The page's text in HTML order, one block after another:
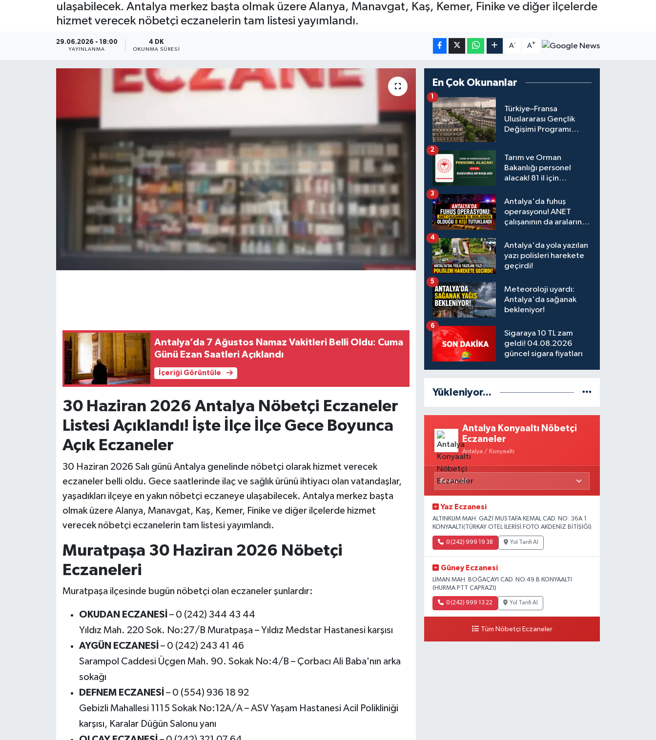
ulaşabilecek. Antalya merkez başta olmak üzere Alanya, Manavgat, Kaş, Kemer, Finike ve diğer ilçelerde
hizmet verecek nöbetçi eczanelerin tam listesi yayımlandı.
29.06.2026 - 18:00
YAYINLANMA
4 DK
OKUNMA SÜRESI
A- A+
Antalya’da 7 Ağustos Namaz Vakitleri Belli Oldu: Cuma
Günü Ezan Saatleri Açıklandı
İçeriği Görüntüle
30 Haziran 2026 Antalya Nöbetçi Eczaneler
Listesi Açıklandı! İşte İlçe İlçe Gece Boyunca
Açık Eczaneler
30 Haziran 2026 Salı günü Antalya genelinde nöbetçi olarak hizmet verecek
eczaneler belli oldu. Gece saatlerinde ilaç ve sağlık ürünü ihtiyacı olan vatandaşlar,
yaşadıkları ilçeye en yakın nöbetçi eczaneye ulaşabilecek. Antalya merkez başta
olmak üzere Alanya, Manavgat, Kaş, Kemer, Finike ve diğer ilçelerde hizmet
verecek nöbetçi eczanelerin tam listesi yayımlandı.
Muratpaşa 30 Haziran 2026 Nöbetçi
Eczaneleri
Muratpaşa ilçesinde bugün nöbetçi olan eczaneler şunlardır:
OKUDAN ECZANESİ – 0 (242) 344 43 44
Yıldız Mah. 220 Sok. No:27/B Muratpaşa – Yıldız Medstar Hastanesi karşısı
AYGÜN ECZANESİ – 0 (242) 243 41 46
Sarampol Caddesi Üçgen Mah. 90. Sokak No:4/B – Çorbacı Ali Baba'nın arka
sokağı
DEFNEM ECZANESİ – 0 (554) 936 18 92
Gebizli Mahallesi 1115 Sokak No:12A/A – ASV Yaşam Hastanesi Acil Polikliniği
karşısı, Karalar Düğün Salonu yanı
En Çok Okunanlar
Türkiye–Fransa
Uluslararası Gençlik
Değişimi Programı
1
Tarım ve Orman
Bakanlığı personel
alacak! 81 il için
2
Antalya'da fuhuş
operasyonu! ANET
çalışanının da aralarında
3
Antalya'da yola yazılan
yazı polisleri harekete
geçirdi!
4
Meteoroloji uyardı:
Antalya'da sağanak
bekleniyor!
5
Sigaraya 10 TL zam
geldi! 04.08.2026
güncel sigara fiyatları
6
Yükleniyor...
Antalya Konyaaltı Nöbetçi
Eczaneler
Antalya / Konyaaltı
Yaz Eczanesi
ALTINKUM MAH. GAZİ MUSTAFA KEMAL CAD. NO: 36A 1
KONYAALTI(TÜRKAY OTEL İLERİSİ.FOTO AKDENİZ BİTİŞİĞİ)
0 (242) 999 19 38 Yol Tarifi Al
Güney Eczanesi
LİMAN MAH. BOĞAÇAYI CAD. NO:49 B KONYAALTI
(HURMA PTT ÇAPRAZI)
0 (242) 999 13 22 Yol Tarifi Al
Tüm Nöbetçi Eczaneler
Resmi Reklamlar